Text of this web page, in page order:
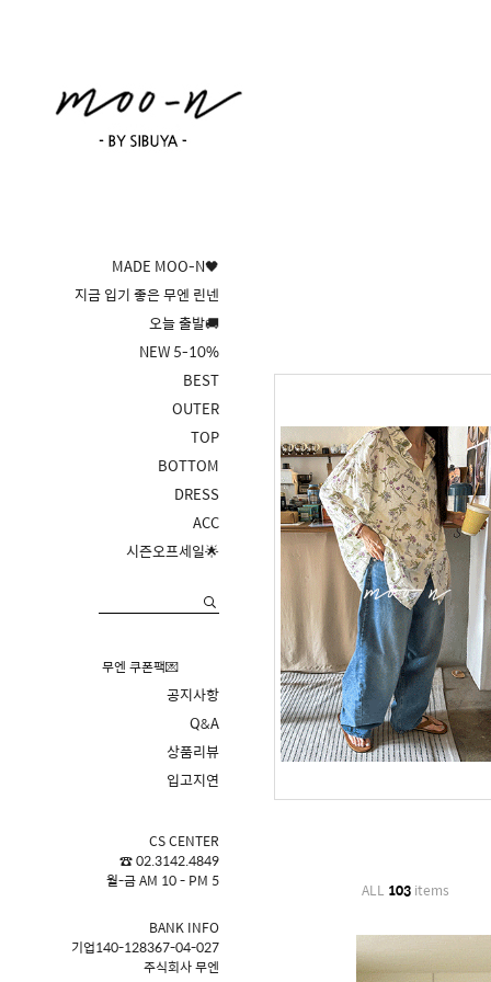
MADE MOO-N🖤
지금 입기 좋은 무엔 린넨
오늘 출발🚚
NEW 5-10%
BEST
OUTER
TOP
BOTTOM
DRESS
ACC
시즌오프세일🌟
무엔 쿠폰팩💌
공지사항
Q&A
상품리뷰
입고지연
CS CENTER
☎ 02.3142.4849
월-금 AM 10 - PM 5
BANK INFO
기업140-128367-04-027
주식회사 무엔
ALL 103 items